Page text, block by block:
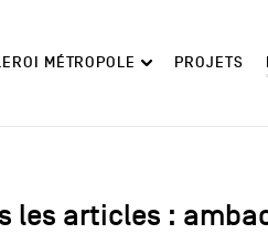
MÉTROPOLE PROJETS
les articles :